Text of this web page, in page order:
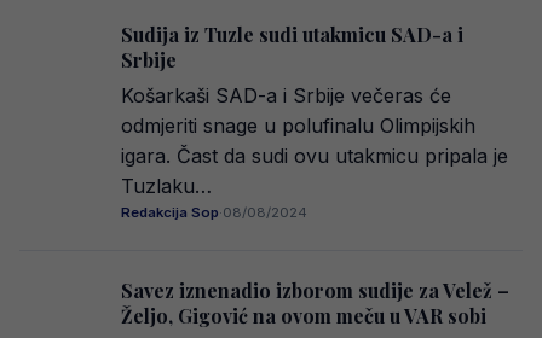
Sudija iz Tuzle sudi utakmicu SAD-a i
Srbije
Košarkaši SAD-a i Srbije večeras će
odmjeriti snage u polufinalu Olimpijskih
igara. Čast da sudi ovu utakmicu pripala je
Tuzlaku…
Redakcija Sop·08/08/2024
Savez iznenadio izborom sudije za Velež –
Željo, Gigović na ovom meču u VAR sobi